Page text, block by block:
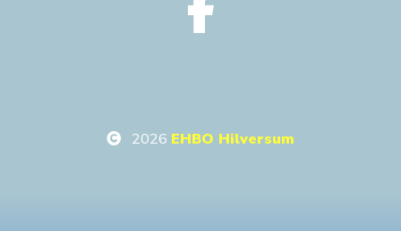
2026 EHBO Hilversum